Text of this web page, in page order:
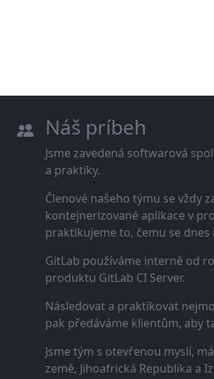
Náš príbeh
Jsme zavedená softwarová
a praktiky.
Členové našeho týmu se vždy
kontejnerizované aplikace v
praktikujeme to, čemu se dnes
GitLab používáme interně od
produktu GitLab CI Server.
Následovat a praktikovat
pak předáváme klientům, aby
Jsme tým s otevřenou myslí,
země, Jihoafrická Republika a